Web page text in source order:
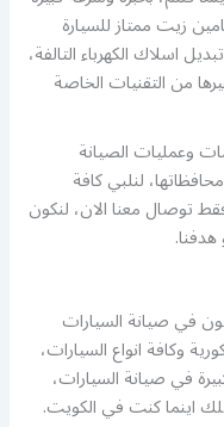
زيت ممتاز للسيارة
اسلاك الكهرباء التالفة،
من التقنيات الخاصة
وعمليات الصيانة
لنلبي كافة
توصال معنا الان، لنكون
في صيانة السيارات
وكافة انواع السيارات،
في صيانة السيارات،
اينما كنت في الكويت.